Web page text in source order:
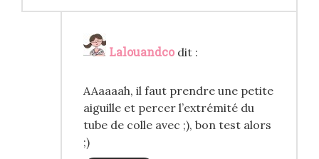
Lalouandco dit :
AAaaaah, il faut prendre une petite
aiguille et percer l’extrémité du
tube de colle avec ;), bon test alors
;)